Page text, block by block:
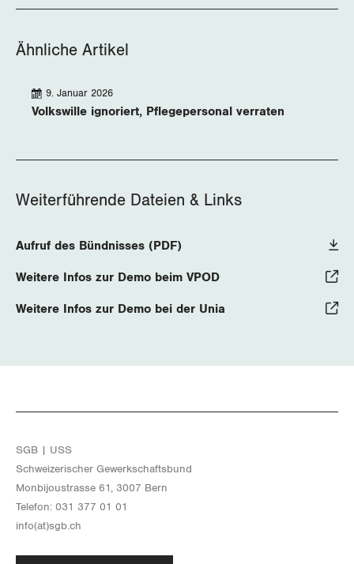
Ähnliche Artikel
Volkswille ignoriert, Pflegepersonal verraten
9. Januar 2026
Weiterführende Dateien & Links
Aufruf des Bündnisses (PDF)
Weitere Infos zur Demo beim VPOD
Weitere Infos zur Demo bei der Unia
SGB | USS
Schwei­ze­ri­scher Ge­werk­schafts­bund
Mon­bi­joustras­se 61, 3007 Bern
Te­le­fon: 031 377 01 01
info(at)​sgb.​ch